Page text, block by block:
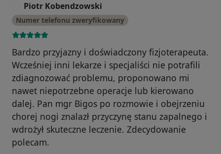
Piotr Kobendzowski
Numer telefonu zweryfikowany
Bardzo przyjazny i doświadczony fizjoterapeuta.
Wcześniej inni lekarze i specjaliści nie potrafili
zdiagnozować problemu, proponowano mi
nawet niepotrzebne operacje lub kierowano
dalej. Pan mgr Bigos po rozmowie i obejrzeniu
chorej nogi znalazł przyczynę stanu zapalnego i
wdrożył skuteczne leczenie. Zdecydowanie
polecam.